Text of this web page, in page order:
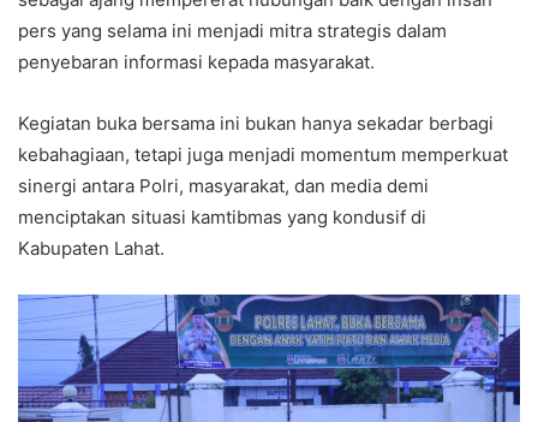
pers yang selama ini menjadi mitra strategis dalam
penyebaran informasi kepada masyarakat.
Kegiatan buka bersama ini bukan hanya sekadar berbagi
kebahagiaan, tetapi juga menjadi momentum memperkuat
sinergi antara Polri, masyarakat, dan media demi
menciptakan situasi kamtibmas yang kondusif di
Kabupaten Lahat.